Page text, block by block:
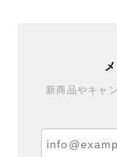
新商品やキャ